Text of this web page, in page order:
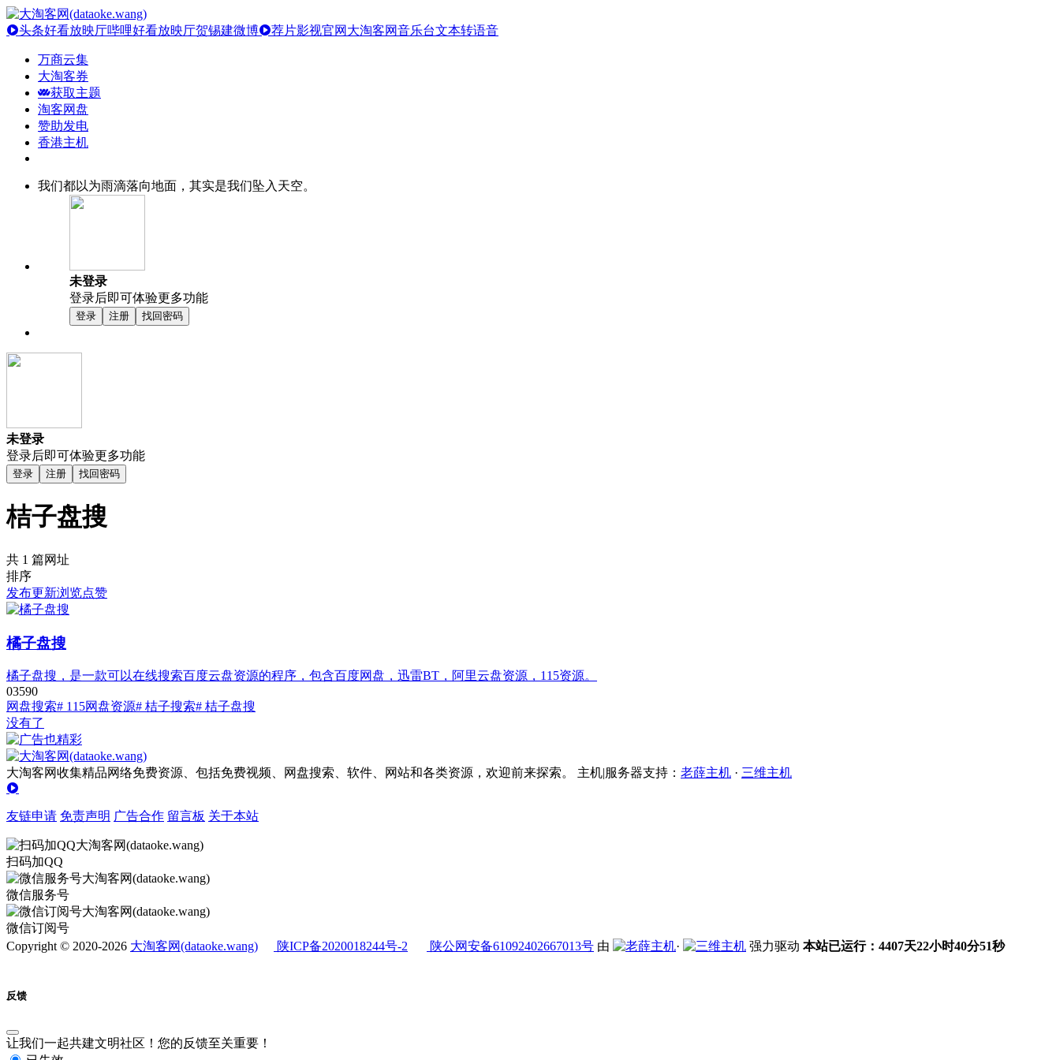
头条好看放映厅哔哩好看放映厅贺锡建微博 荐片影视官网 大淘客网音乐台文本转语音
万商云集
大淘客券
获取主题
淘客网盘
赞助发电
香港主机
我们都以为雨滴落向地面，其实是我们坠入天空。
未登录
登录后即可体验更多功能
登录 注册 找回密码
未登录
登录后即可体验更多功能
登录 注册 找回密码
桔子盘搜
共 1 篇网址
排序
发布更新浏览点赞
橘子盘搜
橘子盘搜，是一款可以在线搜索百度云盘资源的程序，包含百度网盘，迅雷BT，阿里云盘资源，115资源。
03590
网盘搜索# 115网盘资源# 桔子搜索# 桔子盘搜
没有了
大淘客网收集精品网络免费资源、包括免费视频、网盘搜索、软件、网站和各类资源，欢迎前来探索。 主机|服务器支持： 老薛主机 · 三维主机
友链申请 免责声明 广告合作 留言板 关于本站
扫码加QQ
微信服务号
微信订阅号
Copyright © 2020-2026 大淘客网(dataoke.wang) 陕ICP备2020018244号-2 陕公网安备61092402667013号 由 · 强力驱动 本站已运行：4407天22小时40分51秒
反馈
让我们一起共建文明社区！您的反馈至关重要！